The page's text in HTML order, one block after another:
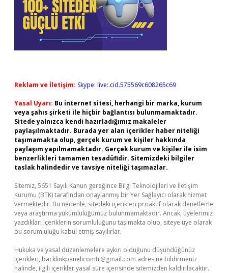
Reklam ve İletişim: Skype: live:.cid.575569c608265c69
Yasal Uyarı: Bu internet sitesi, herhangi bir marka, kurum
veya şahıs şirketi ile hiçbir bağlantısı bulunmamaktadır.
Sitede yalnızca kendi hazırladığımız makaleler
paylaşılmaktadır. Burada yer alan içerikler haber niteliği
taşımamakta olup, gerçek kurum ve kişiler hakkında
paylaşım yapılmamaktadır. Gerçek kurum ve kişiler ile isim
benzerlikleri tamamen tesadüfidir. Sitemizdeki bilgiler
taslak halindedir ve tavsiye niteliği taşımazlar.
Sitemiz, 5651 Sayılı Kanun gereğince Bilgi Teknolojileri ve İletişim
Kurumu (BTK) tarafından onaylanmış bir Yer Sağlayıcı olarak hizmet
vermektedir. Bu nedenle, sitedeki içerikleri proaktif olarak denetleme
veya araştırma yükümlülüğümüz bulunmamaktadır. Ancak, üyelerimiz
yazdıkları içeriklerin sorumluluğunu taşımakta olup, siteye üye olarak
bu sorumluluğu kabul etmiş sayılırlar.
Hukuka ve yasal düzenlemelere aykırı olduğunu düşündüğünüz
içerikleri, backlinkpanelicomtr@gmail.com adresine bildirmeniz
halinde, ilgili içerikler yasal süre içerisinde sitemizden kaldırılacaktır.